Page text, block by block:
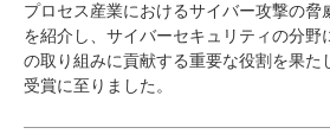
プロセス産業におけるサイバー攻撃の脅
を紹介し、サイバーセキュリティの分野
の取り組みに貢献する重要な役割を果た
受賞に至りました。